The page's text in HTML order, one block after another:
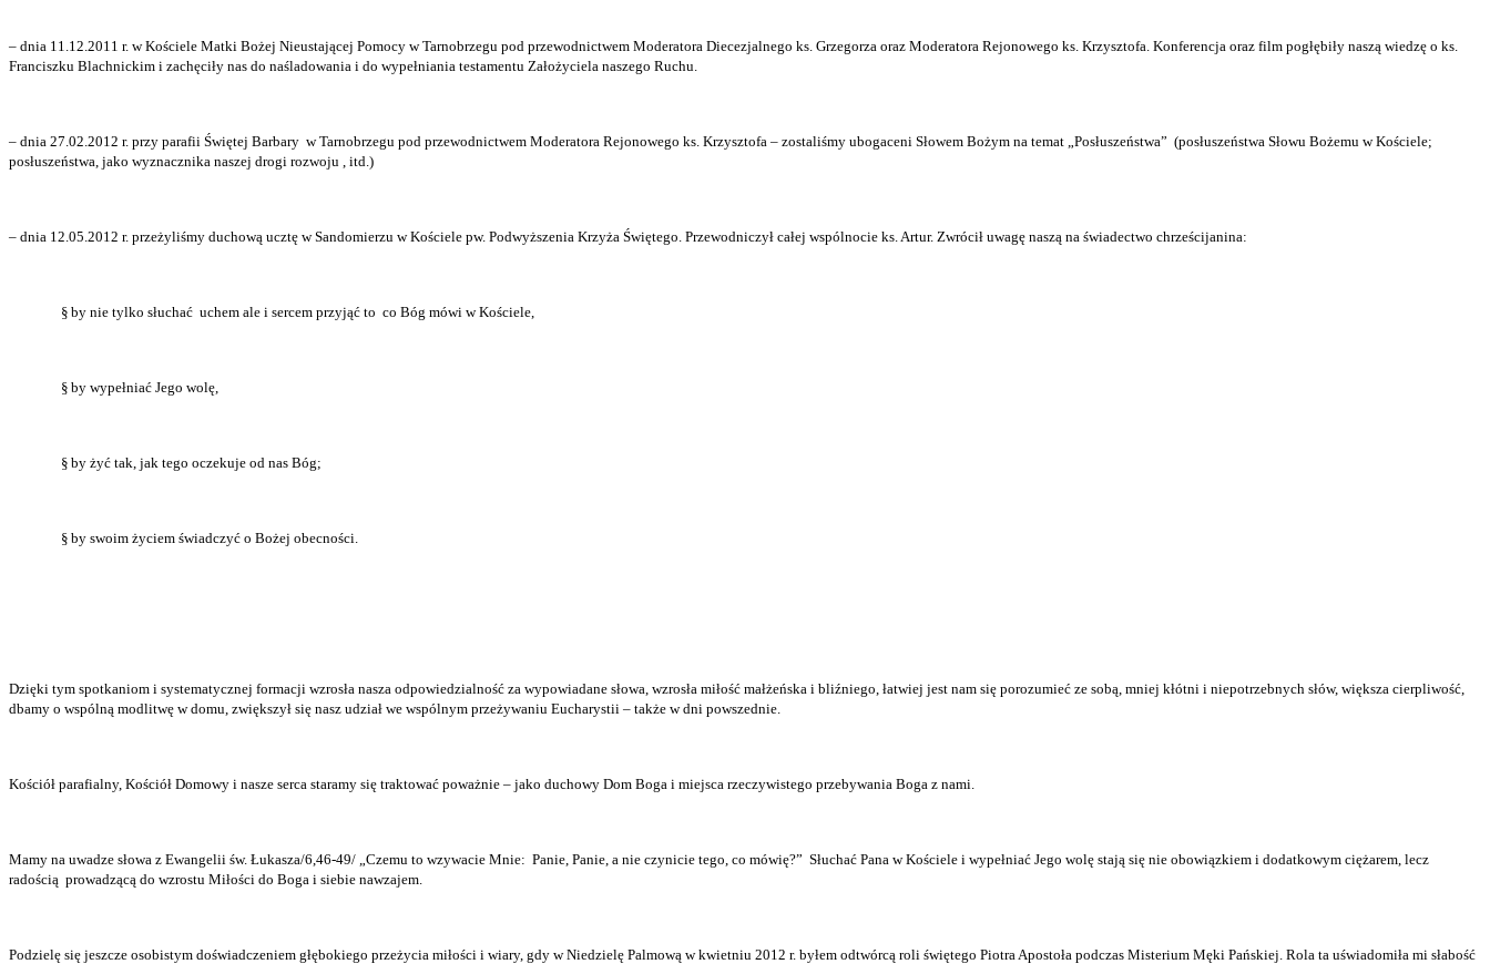
– dnia 11.12.2011 r. w Kościele Matki Bożej Nieustającej Pomocy w Tarnobrzegu pod przewodnictwem Moderatora Diecezjalnego ks. Grzegorza oraz Moderatora Rejonowego ks. Krzysztofa. Konferencja oraz film pogłębiły naszą wiedzę o ks.
Franciszku Blachnickim i zachęciły nas do naśladowania i do wypełniania testamentu Założyciela naszego Ruchu.
– dnia 27.02.2012 r. przy parafii Świętej Barbary w Tarnobrzegu pod przewodnictwem Moderatora Rejonowego ks. Krzysztofa – zostaliśmy ubogaceni Słowem Bożym na temat „Posłuszeństwa” (posłuszeństwa Słowu Bożemu w Kościele;
posłuszeństwa, jako wyznacznika naszej drogi rozwoju , itd.)
– dnia 12.05.2012 r. przeżyliśmy duchową ucztę w Sandomierzu w Kościele pw. Podwyższenia Krzyża Świętego. Przewodniczył całej wspólnocie ks. Artur. Zwrócił uwagę naszą na świadectwo chrześcijanina:
§ by nie tylko słuchać uchem ale i sercem przyjąć to co Bóg mówi w Kościele,
§ by wypełniać Jego wolę,
§ by żyć tak, jak tego oczekuje od nas Bóg;
§ by swoim życiem świadczyć o Bożej obecności.
Dzięki tym spotkaniom i systematycznej formacji wzrosła nasza odpowiedzialność za wypowiadane słowa, wzrosła miłość małżeńska i bliźniego, łatwiej jest nam się porozumieć ze sobą, mniej kłótni i niepotrzebnych słów, większa cierpliwość,
dbamy o wspólną modlitwę w domu, zwiększył się nasz udział we wspólnym przeżywaniu Eucharystii – także w dni powszednie.
Kościół parafialny, Kościół Domowy i nasze serca staramy się traktować poważnie – jako duchowy Dom Boga i miejsca rzeczywistego przebywania Boga z nami.
Mamy na uwadze słowa z Ewangelii św. Łukasza/6,46-49/ „Czemu to wzywacie Mnie: Panie, Panie, a nie czynicie tego, co mówię?” Słuchać Pana w Kościele i wypełniać Jego wolę stają się nie obowiązkiem i dodatkowym ciężarem, lecz
radością prowadzącą do wzrostu Miłości do Boga i siebie nawzajem.
Podzielę się jeszcze osobistym doświadczeniem głębokiego przeżycia miłości i wiary, gdy w Niedzielę Palmową w kwietniu 2012 r. byłem odtwórcą roli świętego Piotra Apostoła podczas Misterium Męki Pańskiej. Rola ta uświadomiła mi słabość